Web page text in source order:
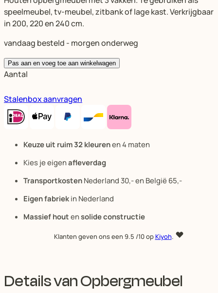
speelmeubel, tv-meubel, zitbank of lage kast. Verkrijgbaar
in 200, 220 en 240 cm.
vandaag besteld - morgen onderweg
Pas aan en voeg toe aan winkelwagen
Aantal
Stalenbox aanvragen
Keuze uit ruim 32 kleurenen 4 maten
Kies je eigenafleverdag
TransportkostenNederland 30,- en België 65,-
Eigen fabriekin Nederland
Massief houtensolide constructie
Klanten geven ons een 9.5 /10 opKiyoh.
Details van Opbergmeubel